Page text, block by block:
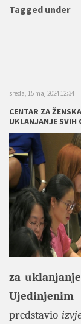
Tagged under
sreda, 15 maj 2024 12:34
CENTAR ZA
UKLANJANJE SVIH
za
predstavio